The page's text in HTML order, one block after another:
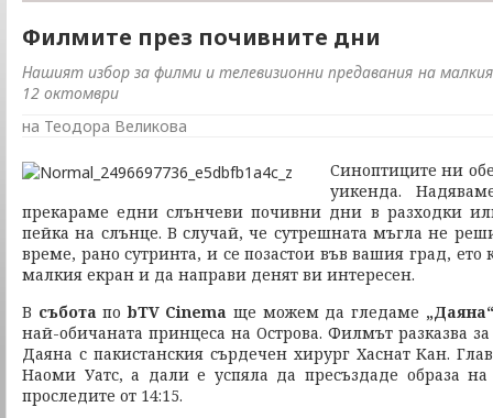
Филмите през почивните дни
Нашият избор за филми и телевизионни предавания на
12 октомври
на Теодора Великова
Синоптиците ни
уикенда.
прекараме едни слънчеви почивни дни в разходки
пейка на слънце. В случай, че сутрешната мъгла не
време, рано сутринта, и се позастои във вашия град, ето
малкия екран и да направи денят ви интересен.
В събота поbTV Cinema ще можем да гледаме „Даяна“
най-обичаната принцеса на Острова. Филмът разказва
Даяна с пакистанския сърдечен хирург Хаснат Кан.
Наоми Уатс, а дали е успяла да пресъздаде образа
проследите от 14:15.